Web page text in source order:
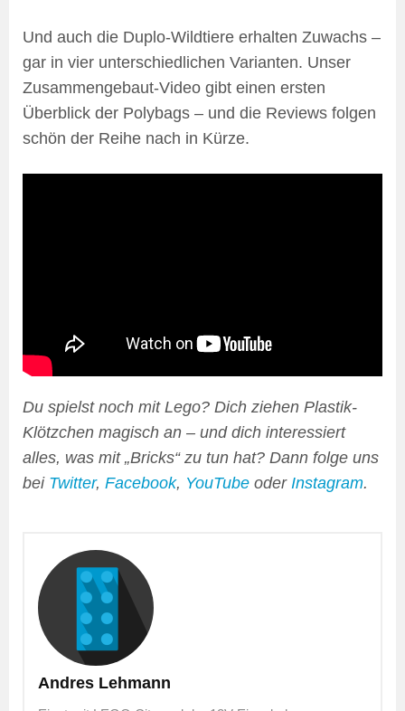
Und auch die Duplo-Wildtiere erhalten Zuwachs –
gar in vier unterschiedlichen Varianten. Unser
Zusammengebaut-Video gibt einen ersten
Überblick der Polybags – und die Reviews folgen
schön der Reihe nach in Kürze.
Du spielst noch mit Lego? Dich ziehen Plastik-
Klötzchen magisch an – und dich interessiert
alles, was mit „Bricks“ zu tun hat? Dann folge uns
bei Twitter, Facebook, YouTube oder Instagram.
Andres Lehmann